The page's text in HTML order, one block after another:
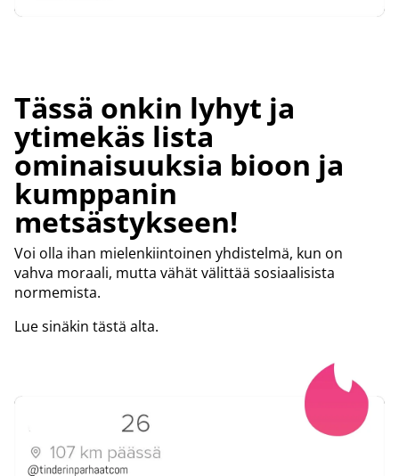
Tässä onkin lyhyt ja
ytimekäs lista
ominaisuuksia bioon ja
kumppanin
metsästykseen!
Voi olla ihan mielenkiintoinen yhdistelmä, kun on
vahva moraali, mutta vähät välittää sosiaalisista
normemista.
Lue sinäkin tästä alta.